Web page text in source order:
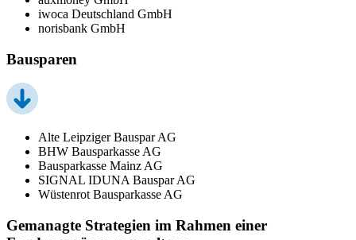
iwoca Deutschland GmbH
norisbank GmbH
Bausparen
Alte Leipziger Bauspar AG
BHW Bausparkasse AG
Bausparkasse Mainz AG
SIGNAL IDUNA Bauspar AG
Wüstenrot Bausparkasse AG
Gemanagte Strategien im Rahmen einer